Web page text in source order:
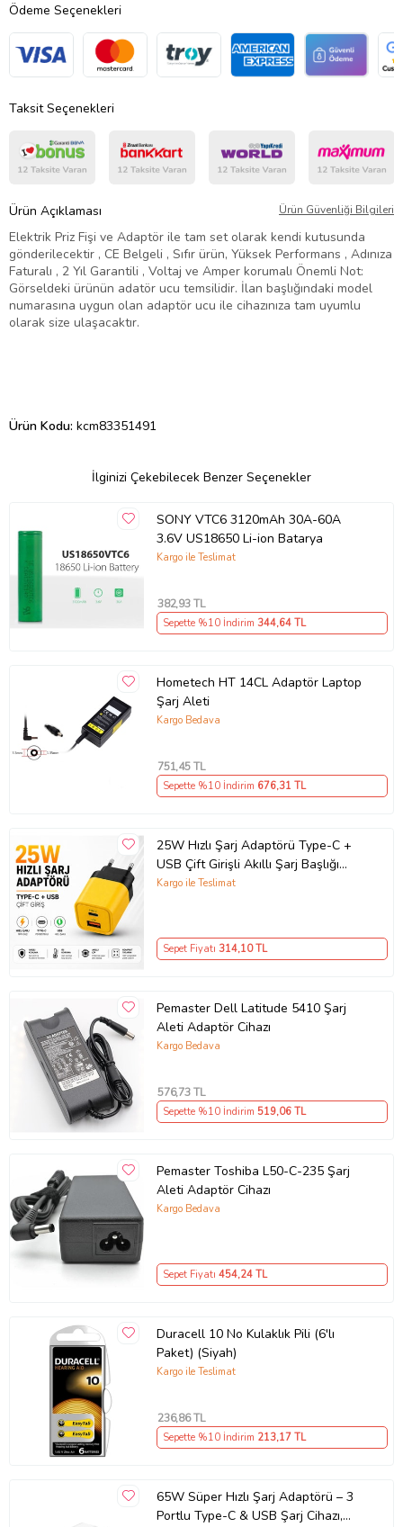
Ödeme Seçenekleri
Taksit Seçenekleri
Ürün Açıklaması Ürün Güvenliği Bilgileri
Elektrik Priz Fişi ve Adaptör ile tam set olarak kendi kutusunda
gönderilecektir , CE Belgeli , Sıfır ürün, Yüksek Performans , Adınıza
Faturalı , 2 Yıl Garantili , Voltaj ve Amper korumalı Önemli Not:
Görseldeki ürünün adatör ucu temsilidir. İlan başlığındaki model
numarasına uygun olan adaptör ucu ile cihazınıza tam uyumlu
olarak size ulaşacaktır.
Ürün Kodu: kcm83351491
İlginizi Çekebilecek Benzer Seçenekler
SONY VTC6 3120mAh 30A-60A
3.6V US18650 Li-ion Batarya
Kargo ile Teslimat
382,93 TL
Sepette %10 İndirim 344,64 TL
Hometech HT 14CL Adaptör Laptop
Şarj Aleti
Kargo Bedava
751,45 TL
Sepette %10 İndirim 676,31 TL
25W Hızlı Şarj Adaptörü Type-C +
USB Çift Girişli Akıllı Şarj Başlığı
Kompakt Tasarım
Kargo ile Teslimat
Sepet Fiyatı 314,10 TL
Pemaster Dell Latitude 5410 Şarj
Aleti Adaptör Cihazı
Kargo Bedava
576,73 TL
Sepette %10 İndirim 519,06 TL
Pemaster Toshiba L50-C-235 Şarj
Aleti Adaptör Cihazı
Kargo Bedava
Sepet Fiyatı 454,24 TL
Duracell 10 No Kulaklık Pili (6'lı
Paket) (Siyah)
Kargo ile Teslimat
236,86 TL
Sepette %10 İndirim 213,17 TL
65W Süper Hızlı Şarj Adaptörü – 3
Portlu Type-C & USB Şarj Cihazı,